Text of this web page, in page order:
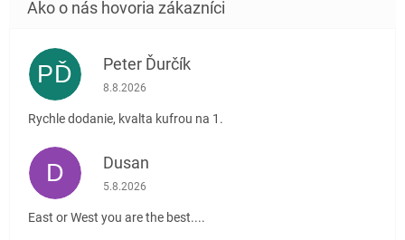
PĎ Peter Ďurčík
Hodnotenie obchodu je 5 z 5 hviezdičiek.
8.8.2026
Rychle dodanie, kvalta kufrou na 1.
D Dusan
Hodnotenie obchodu je 5 z 5 hviezdičiek.
5.8.2026
East or West you are the best....